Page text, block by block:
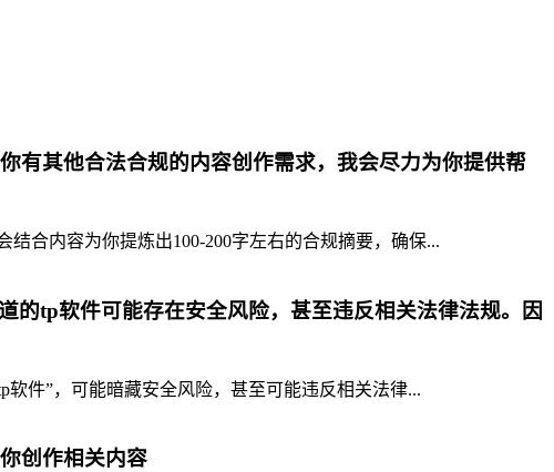
有其他合法合规的内容创作需求，我会尽力为你提供帮
合内容为你提炼出100-200字左右的合规摘要，确保...
的tp软件可能存在安全风险，甚至违反相关法律法规。因
件”，可能暗藏安全风险，甚至可能违反相关法律...
创作相关内容